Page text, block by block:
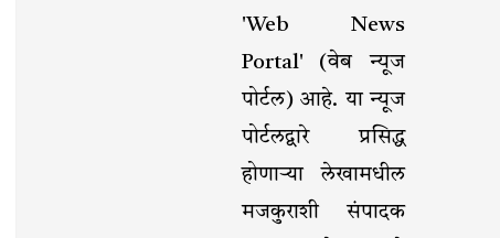
'Web News
Portal' (वेब न्यूज
पोर्टल) आहे. या न्यूज
पोर्टलद्वारे प्रसिद्ध
होणाऱ्या लेखामधील
मजकुराशी संपादक